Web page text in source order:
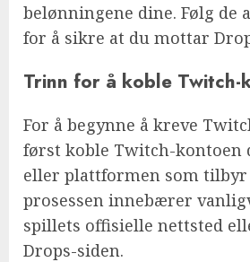
belønningene dine. Følg de
for å sikre at du mottar
Trinn for å koble Twitch-
For å begynne å kreve
først koble Twitch-kontoen
eller plattformen som tilbyr
prosessen innebærer
spillets offisielle nettsted
Drops-siden.